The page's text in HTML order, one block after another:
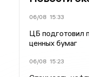
06/08 15:33
ЦБ подготовил
ценных бумаг
06/08 15:23